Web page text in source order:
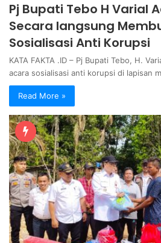
Pj Bupati Tebo H Varial
Secara langsung
Sosialisasi Anti Korupsi
KATA FAKTA .ID – Pj Bupati Tebo, H.
acara sosialisasi anti korupsi di lapisan
Read More »